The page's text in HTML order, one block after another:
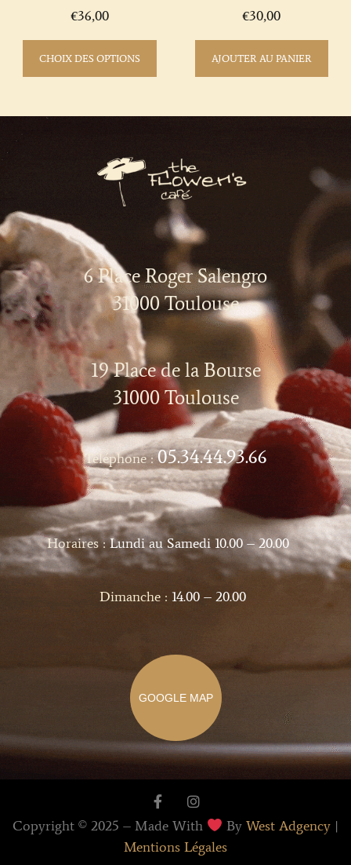
€36,00
CHOIX DES OPTIONS
€30,00
AJOUTER AU PANIER
6 Place Roger Salengro
31000 Toulouse
19 Place de la Bourse
31000 Toulouse
Téléphone :05.34.44.93.66
Horaires :Lundi au Samedi 10.00 – 20.00
Dimanche : 14.00 – 20.00
GOOGLE MAP
Copyright © 2025 – Made With ByWest Adgency |
Mentions Légales